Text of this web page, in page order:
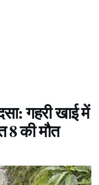
गहरी खाई में
8 की मौत